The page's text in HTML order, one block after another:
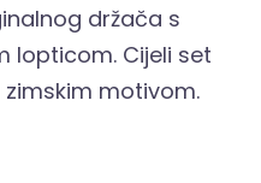
držača s
lopticom. Cijeli set
zimskim motivom.